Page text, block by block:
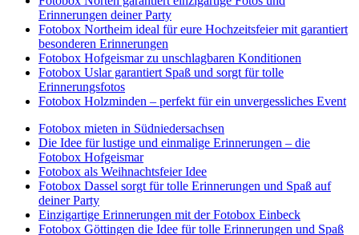
Erinnerungen deiner Party
Fotobox Northeim ideal für eure Hochzeitsfeier mit garantiert
besonderen Erinnerungen
Fotobox Hofgeismar zu unschlagbaren Konditionen
Fotobox Uslar garantiert Spaß und sorgt für tolle
Erinnerungsfotos
Fotobox Holzminden – perfekt für ein unvergessliches Event
Fotobox mieten in Südniedersachsen
Die Idee für lustige und einmalige Erinnerungen – die
Fotobox Hofgeismar
Fotobox als Weihnachtsfeier Idee
Fotobox Dassel sorgt für tolle Erinnerungen und Spaß auf
deiner Party
Einzigartige Erinnerungen mit der Fotobox Einbeck
Fotobox Göttingen die Idee für tolle Erinnerungen und Spaß